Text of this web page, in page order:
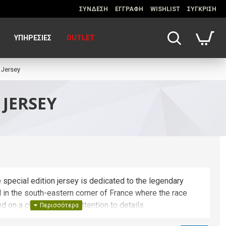
ΣΥΝΔΕΣΗ ΕΓΓΡΑΦΗ WISHLIST ΣΥΓΚΡΙΣΗ
ΥΠΗΡΕΣΊΕΣ OUTLET
special edition jersey is dedicated to the legendary
the south-eastern corner of France where the race
on a classic fit with attention to details.